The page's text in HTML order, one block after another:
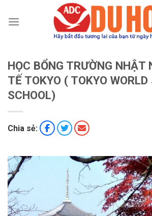
đến
HỌC BỔNG TRƯỜNG NHẬT
TẾ TOKYO ( TOKYO
SCHOOL)
Chia sẻ: